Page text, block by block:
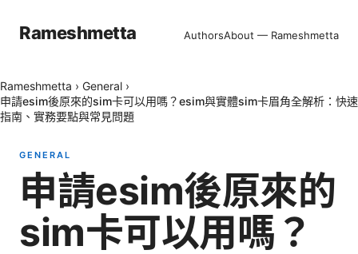
Rameshmetta AuthorsAbout — Rameshmetta
Rameshmetta › General ›
申請esim後原來的sim卡可以用嗎？esim與實體sim卡眉角全解析：快速
指南、實務要點與常見問題
GENERAL
申請esim後原來的
sim卡可以用嗎？